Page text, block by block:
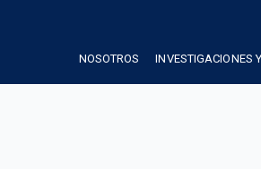
NOSOTROS INVESTIGACIONES